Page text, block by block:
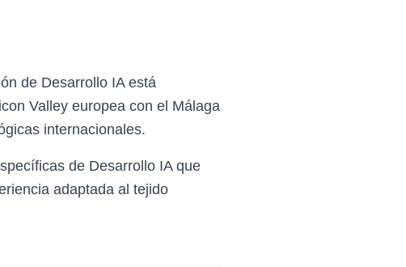
de Desarrollo IA está
Valley europea con el Málaga
internacionales.
de Desarrollo IA que
adaptada al tejido